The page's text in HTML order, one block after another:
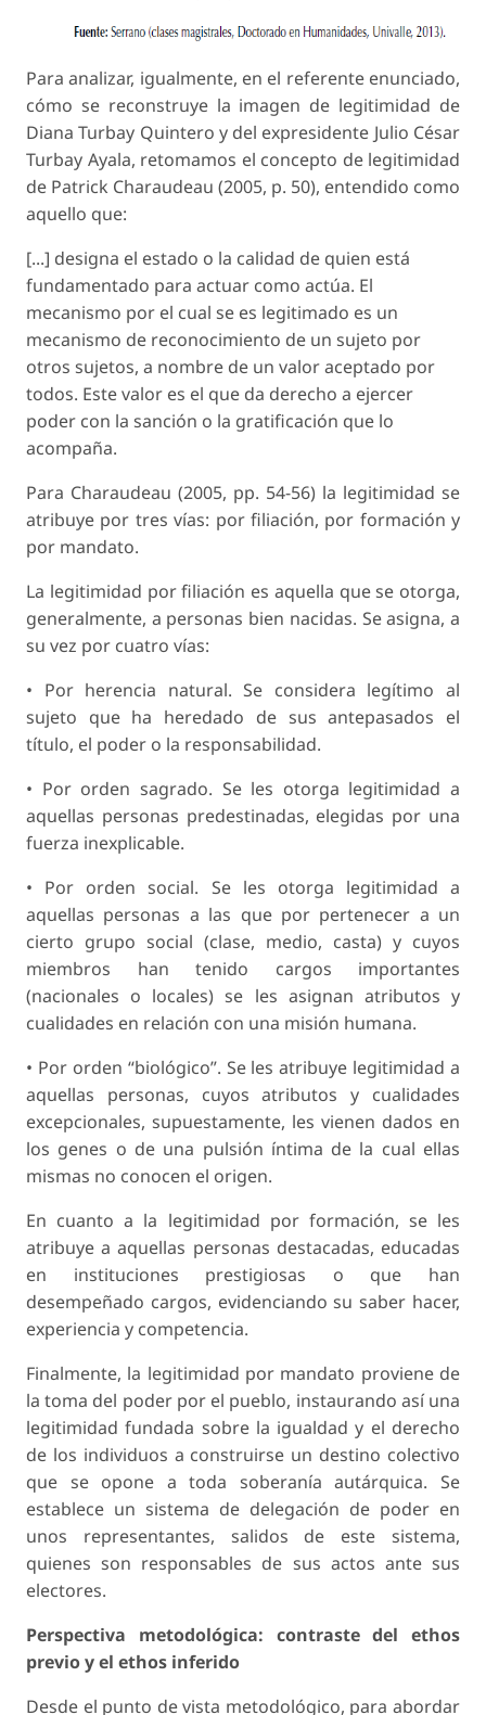
Para analizar, igualmente, en el referente enunciado,
cómo se reconstruye la imagen de legitimidad de
Diana Turbay Quintero y del expresidente Julio César
Turbay Ayala, retomamos el concepto de legitimidad
de Patrick Charaudeau (2005, p. 50), entendido como
aquello que:
[...] designa el estado o la calidad de quien está
fundamentado para actuar como actúa. El
mecanismo por el cual se es legitimado es un
mecanismo de reconocimiento de un sujeto por
otros sujetos, a nombre de un valor aceptado por
todos. Este valor es el que da derecho a ejercer
poder con la sanción o la gratificación que lo
acompaña.
Para Charaudeau (2005, pp. 54-56) la legitimidad se
atribuye por tres vías: por filiación, por formación y
por mandato.
La legitimidad por filiación es aquella que se otorga,
generalmente, a personas bien nacidas. Se asigna, a
su vez por cuatro vías:
• Por herencia natural. Se considera legítimo al
sujeto que ha heredado de sus antepasados el
título, el poder o la responsabilidad.
• Por orden sagrado. Se les otorga legitimidad a
aquellas personas predestinadas, elegidas por una
fuerza inexplicable.
• Por orden social. Se les otorga legitimidad a
aquellas personas a las que por pertenecer a un
cierto grupo social (clase, medio, casta) y cuyos
miembros han tenido cargos importantes
(nacionales o locales) se les asignan atributos y
cualidades en relación con una misión humana.
• Por orden “biológico”. Se les atribuye legitimidad a
aquellas personas, cuyos atributos y cualidades
excepcionales, supuestamente, les vienen dados en
los genes o de una pulsión íntima de la cual ellas
mismas no conocen el origen.
En cuanto a la legitimidad por formación, se les
atribuye a aquellas personas destacadas, educadas
en instituciones prestigiosas o que han
desempeñado cargos, evidenciando su saber hacer,
experiencia y competencia.
Finalmente, la legitimidad por mandato proviene de
la toma del poder por el pueblo, instaurando así una
legitimidad fundada sobre la igualdad y el derecho
de los individuos a construirse un destino colectivo
que se opone a toda soberanía autárquica. Se
establece un sistema de delegación de poder en
unos representantes, salidos de este sistema,
quienes son responsables de sus actos ante sus
electores.
Perspectiva metodológica: contraste del ethos
previo y el ethos inferido
Desde el punto de vista metodológico, para abordar